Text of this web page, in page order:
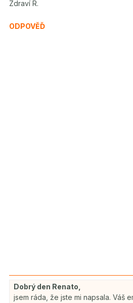
Zdraví R.
ODPOVĚĎ
Dobrý den Renato,
jsem ráda, že jste mi napsala. Váš